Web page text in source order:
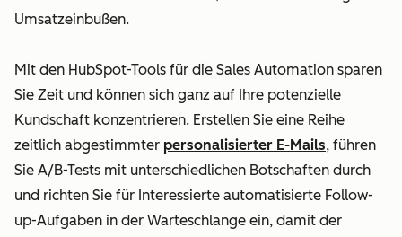
Umsatzeinbußen.
Mit den HubSpot-Tools für die Sales Automation sparen
Sie Zeit und können sich ganz auf Ihre potenzielle
Kundschaft konzentrieren. Erstellen Sie eine Reihe
zeitlich abgestimmter personalisierter E-Mails, führen
Sie A/B-Tests mit unterschiedlichen Botschaften durch
und richten Sie für Interessierte automatisierte Follow-
up-Aufgaben in der Warteschlange ein, damit der